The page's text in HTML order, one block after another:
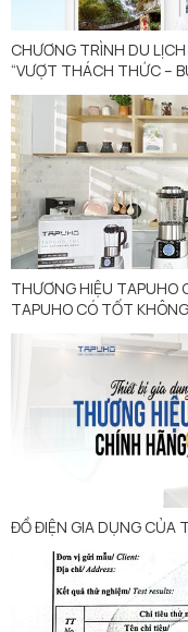
CHƯƠNG TRÌNH DU
“VƯỢT THÁCH THỨC –
THƯƠNG HIỆU TAPUHO
TAPUHO CÓ TỐT
ĐỒ ĐIỆN GIA DỤNG CỦA